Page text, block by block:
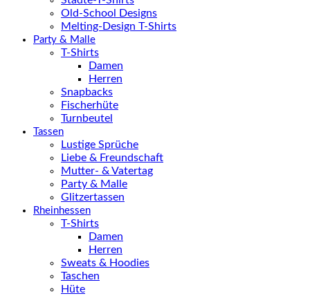
Old-School Designs
Melting-Design T-Shirts
Party & Malle
T-Shirts
Damen
Herren
Snapbacks
Fischerhüte
Turnbeutel
Tassen
Lustige Sprüche
Liebe & Freundschaft
Mutter- & Vatertag
Party & Malle
Glitzertassen
Rheinhessen
T-Shirts
Damen
Herren
Sweats & Hoodies
Taschen
Hüte